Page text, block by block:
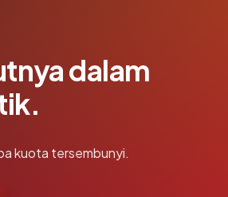
dalam
kuota tersembunyi.